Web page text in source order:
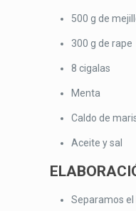
500 g de
300 g de rape
8 cigalas
Menta
Caldo de
Aceite y sal
Separamos